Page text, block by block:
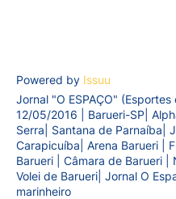
Powered by Issuu
Jornal "O ESPAÇO"
12/05/2016 | Barueri-SP|
Serra| Santana de Parnaíba|
Carapicuíba| Arena Barueri |
Barueri | Câmara de Barueri |
Volei de Barueri| Jornal O
marinheiro